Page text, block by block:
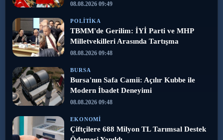
08.08.2026 09:49
POLITIKA
TBMM'de Gerilim: İYİ Parti ve MHP
Milletvekilleri Arasında Tartışma
08.08.2026 09:48
BURSA
Bursa'nın Safa Camii: Açılır Kubbe ile
Modern İbadet Deneyimi
08.08.2026 09:48
EKONOMI
Çiftçilere 688 Milyon TL Tarımsal Destek